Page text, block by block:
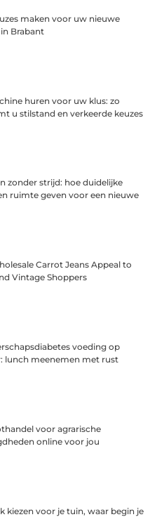
maken voor uw nieuwe
Brabant
huren voor uw klus: zo
u stilstand en verkeerde keuzes
zonder strijd: hoe duidelijke
ruimte geven voor een nieuwe
Carrot Jeans Appeal to
Vintage Shoppers
voeding op
lunch meenemen met rust
voor agrarische
online voor jou
kiezen voor je tuin, waar begin je